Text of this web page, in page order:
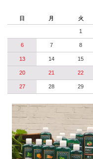
日 月 火
1
6 7 8
13 14 15
20 21 22
27 28 29